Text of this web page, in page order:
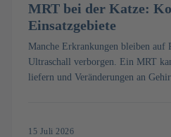
MRT bei der Katze:
Einsatzgebiete
Manche Erkrankungen bleiben auf
Ultraschall verborgen. Ein MRT
liefern und Veränderungen an
15 Juli 2026